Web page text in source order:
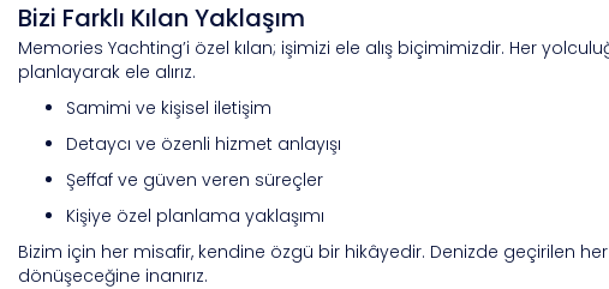
Bizi Farklı Kılan Yaklaşım
Memories Yachting’i özel kılan; işimizi ele alış biçimimizdir. Her
planlayarak ele alırız.
Samimi ve kişisel iletişim
Detaycı ve özenli hizmet anlayışı
Şeffaf ve güven veren süreçler
Kişiye özel planlama yaklaşımı
Bizim için her misafir, kendine özgü bir hikâyedir. Denizde geçirilen
dönüşeceğine inanırız.